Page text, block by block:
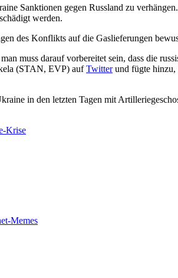
Sanktionen gegen Russland zu
werden.
des Konflikts auf die Gaslieferungen
muss darauf vorbereitet sein, dass die
(STAN, EVP) aufTwitterund fügte hinzu,
in den letzten Tagen mit
Krise
Memes